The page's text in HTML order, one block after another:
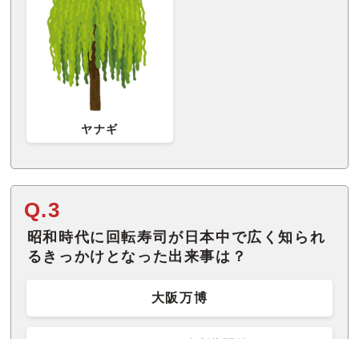
ヤナギ
Q.3
昭和時代に回転寿司が日本中で広く知られ
るきっかけとなった出来事は？
大阪万博